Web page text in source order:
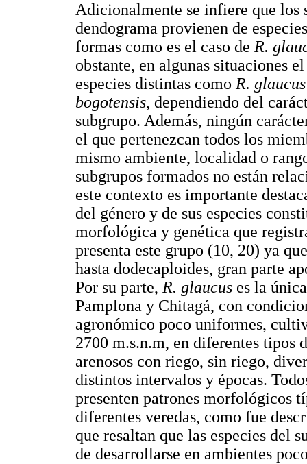
Adicionalmente se infiere que los
dendograma provienen de
formas como es el caso de R.
obstante, en algunas situaciones
especies distintas como R.
bogotensis, dependiendo del
subgrupo. Además, ningún
el que pertenezcan todos los
mismo ambiente, localidad o
subgrupos formados no están
este contexto es importante
del género y de sus especies
morfológica y genética que
presenta este grupo (10, 20) ya
hasta dodecaploides, gran parte
Por su parte, R. glaucus es la
Pamplona y Chitagá, con
agronómico poco uniformes,
2700 m.s.n.m, en diferentes tipos
arenosos con riego, sin riego,
distintos intervalos y épocas.
presenten patrones morfológicos
diferentes veredas, como fue
que resaltan que las especies del
de desarrollarse en ambientes